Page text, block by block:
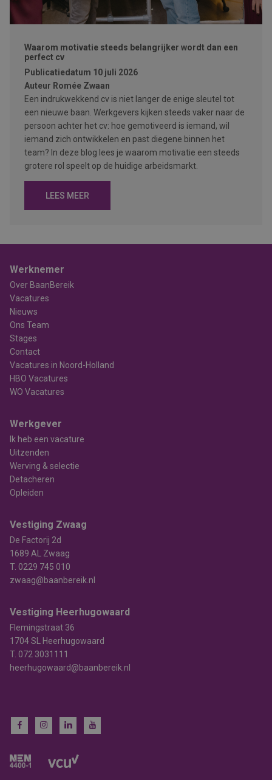
Waarom motivatie steeds belangrijker wordt dan een
perfect cv
Publicatiedatum 10 juli 2026
Auteur Romée Zwaan
Een indrukwekkend cv is niet langer de enige sleutel tot
een nieuwe baan. Werkgevers kijken steeds vaker naar de
persoon achter het cv: hoe gemotiveerd is iemand, wil
iemand zich ontwikkelen en past diegene binnen het
team? In deze blog lees je waarom motivatie een steeds
grotere rol speelt op de huidige arbeidsmarkt.
LEES MEER
Werknemer
Over BaanBereik
Vacatures
Nieuws
Ons Team
Stages
Contact
Vacatures in Noord-Holland
HBO Vacatures
WO Vacatures
Werkgever
Ik heb een vacature
Uitzenden
Werving & selectie
Detacheren
Opleiden
Vestiging Zwaag
De Factorij 2d
1689 AL Zwaag
T. 0229 745 010
zwaag@baanbereik.nl
Vestiging Heerhugowaard
Flemingstraat 36
1704 SL Heerhugowaard
T. 072 3031111
heerhugowaard@baanbereik.nl